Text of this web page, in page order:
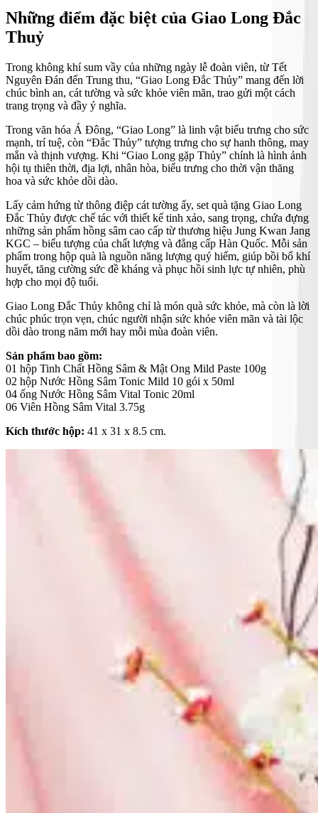
Những điểm đặc biệt của Giao Long Đắc
Thuỷ
Trong không khí sum vầy của những ngày lễ đoàn viên, từ Tết
Nguyên Đán đến Trung thu, “Giao Long Đắc Thủy” mang đến lời
chúc bình an, cát tường và sức khỏe viên mãn, trao gửi một cách
trang trọng và đầy ý nghĩa.
Trong văn hóa Á Đông, “Giao Long” là linh vật biểu trưng cho sức
mạnh, trí tuệ, còn “Đắc Thủy” tượng trưng cho sự hanh thông, may
mắn và thịnh vượng. Khi “Giao Long gặp Thủy” chính là hình ảnh
hội tụ thiên thời, địa lợi, nhân hòa, biểu trưng cho thời vận thăng
hoa và sức khỏe dồi dào.
Lấy cảm hứng từ thông điệp cát tường ấy, set quà tặng Giao Long
Đắc Thủy được chế tác với thiết kế tinh xảo, sang trọng, chứa đựng
những sản phẩm hồng sâm cao cấp từ thương hiệu Jung Kwan Jang
KGC – biểu tượng của chất lượng và đẳng cấp Hàn Quốc. Mỗi sản
phẩm trong hộp quà là nguồn năng lượng quý hiếm, giúp bồi bổ khí
huyết, tăng cường sức đề kháng và phục hồi sinh lực tự nhiên, phù
hợp cho mọi độ tuổi.
Giao Long Đắc Thủy không chỉ là món quà sức khỏe, mà còn là lời
chúc phúc trọn vẹn, chúc người nhận sức khỏe viên mãn và tài lộc
dồi dào trong năm mới hay mỗi mùa đoàn viên.
Sản phẩm bao gồm:
01 hộp Tinh Chất Hồng Sâm & Mật Ong Mild Paste 100g
02 hộp Nước Hồng Sâm Tonic Mild 10 gói x 50ml
04 ống Nước Hồng Sâm Vital Tonic 20ml
06 Viên Hồng Sâm Vital 3.75g
Kích thước hộp: 41 x 31 x 8.5 cm.